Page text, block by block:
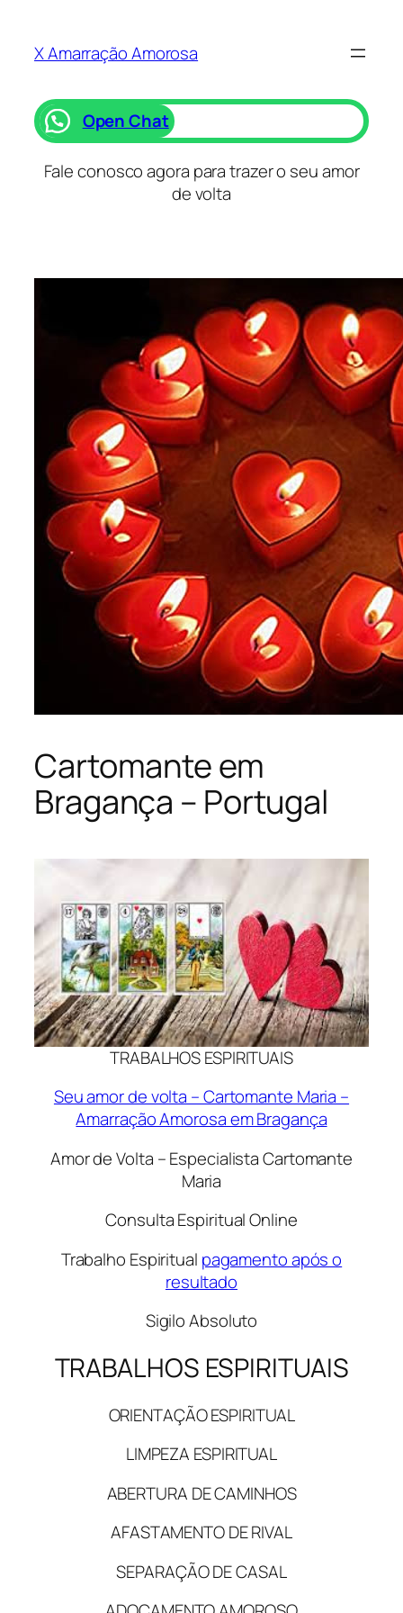
X Amarração Amorosa
Open Chat
Fale conosco agora para trazer o seu amor
de volta
Cartomante em
Bragança – Portugal
TRABALHOS ESPIRITUAIS
Seu amor de volta – Cartomante Maria –
Amarração Amorosa em Bragança
Amor de Volta – Especialista Cartomante
Maria
Consulta Espiritual Online
Trabalho Espiritual pagamento após o
resultado
Sigilo Absoluto
TRABALHOS ESPIRITUAIS
ORIENTAÇÃO ESPIRITUAL
LIMPEZA ESPIRITUAL
ABERTURA DE CAMINHOS
AFASTAMENTO DE RIVAL
SEPARAÇÃO DE CASAL